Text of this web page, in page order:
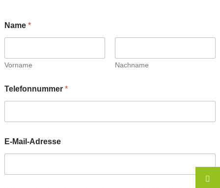
Name *
Vorname Nachname
-
M
-
A
d
e
Telefonnummer *
E-Mail-Adresse